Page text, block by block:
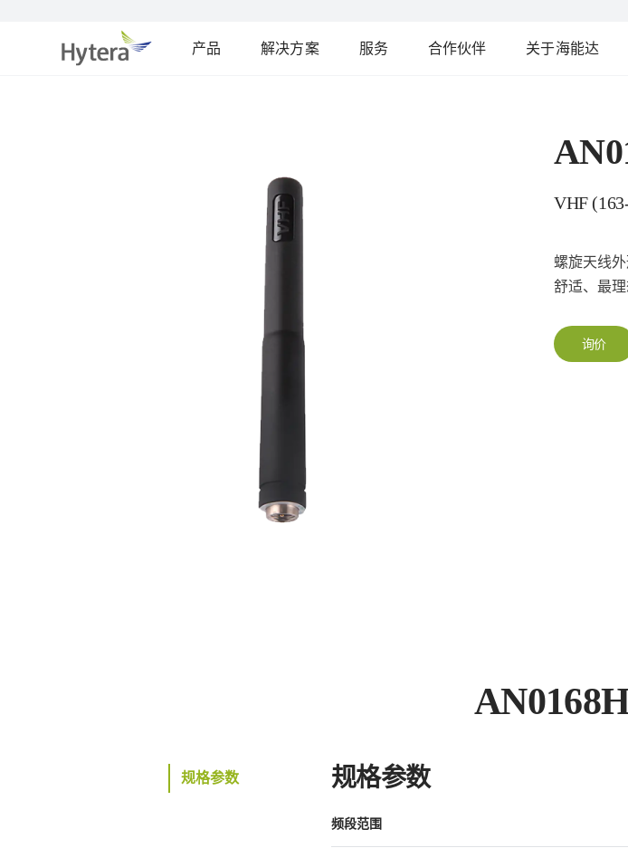
产品 解决方案 服务 合作伙伴 关于海能达
VHF
螺旋天线
舒适、最理
询价
规格参数 规格参数
频段范围